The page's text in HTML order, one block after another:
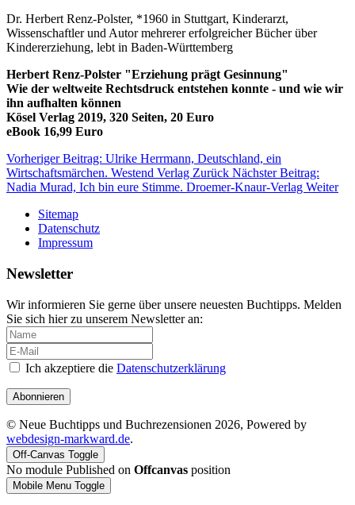
Dr. Herbert Renz-Polster, *1960 in Stuttgart, Kinderarzt,
Wissenschaftler und Autor mehrerer erfolgreicher Bücher über
Kindererziehung, lebt in Baden-Württemberg
Herbert Renz-Polster "Erziehung prägt Gesinnung"
Wie der weltweite Rechtsdruck entstehen konnte - und wie wir
ihn aufhalten können
Kösel Verlag 2019, 320 Seiten, 20 Euro
eBook 16,99 Euro
Vorheriger Beitrag: Ulrike Herrmann, Deutschland, ein
Wirtschaftsmärchen. Westend Verlag Zurück Nächster Beitrag:
Nadia Murad, Ich bin eure Stimme. Droemer-Knaur-Verlag Weiter
Sitemap
Datenschutz
Impressum
Newsletter
Wir informieren Sie gerne über unsere neuesten Buchtipps. Melden
Sie sich hier zu unserem Newsletter an:
Ich akzeptiere die Datenschutzerklärung
Abonnieren
© Neue Buchtipps und Buchrezensionen 2026, Powered by
webdesign-markward.de.
Off-Canvas Toggle
No module Published on Offcanvas position
Mobile Menu Toggle